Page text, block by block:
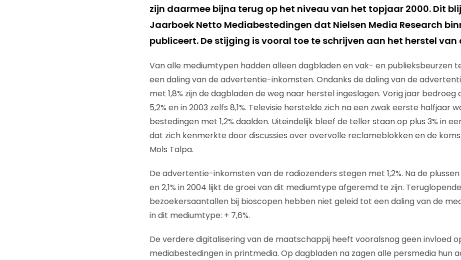
zijn daarmee bijna terug op het niveau van het topjaar 2000. Dit
Jaarboek Netto Mediabestedingen dat Nielsen Media Research
publiceert. De stijging is vooral toe te schrijven aan het herstel van
Van alle mediumtypen hadden alleen dagbladen en vak- en publieksbeurzen
een daling van de advertentie-inkomsten. Ondanks de daling van de
met 1,8% zijn de dagbladen de weg naar herstel ingeslagen. Vorig jaar bedroeg
5,2% en in 2003 zelfs 8,1%. Televisie herstelde zich na een zwak eerste halfjaar
bestedingen met 1,2% daalden. Uiteindelijk bleef de teller staan op plus 3% in
dat zich kenmerkte door discussies over overvolle reclameblokken en de
Mols Talpa.
De advertentie-inkomsten van de radiozenders stegen met 1,2%. Na de plussen
en 2,1% in 2004 lijkt de groei van dit mediumtype afgeremd te zijn. Teruglopende
bezoekersaantallen bij bioscopen hebben niet geleid tot een daling van de
in dit mediumtype: + 7,6%.
De verdere digitalisering van de maatschappij heeft vooralsnog geen invloed
mediabestedingen in printmedia. Op dagbladen na zagen alle persmedia hun